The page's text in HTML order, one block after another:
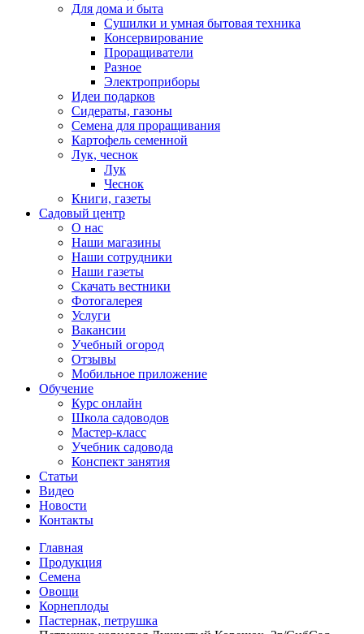
Для дома и быта
Сушилки и умная бытовая техника
Консервирование
Проращиватели
Разное
Электроприборы
Идеи подарков
Сидераты, газоны
Семена для проращивания
Картофель семенной
Лук, чеснок
Лук
Чеснок
Книги, газеты
Садовый центр
О нас
Наши магазины
Наши сотрудники
Наши газеты
Скачать вестники
Фотогалерея
Услуги
Вакансии
Учебный огород
Отзывы
Мобильное приложение
Обучение
Курс онлайн
Школа садоводов
Мастер-класс
Учебник садовода
Конспект занятия
Статьи
Видео
Новости
Контакты
Главная
Продукция
Семена
Овощи
Корнеплоды
Пастернак, петрушка